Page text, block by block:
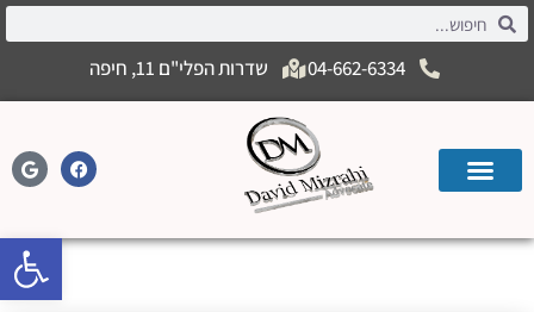
04-662-6334 שדרות הפלי"ם 11, חיפה